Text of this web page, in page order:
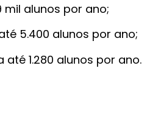
alunos por ano;
5.400 alunos por ano;
1.280 alunos por ano.